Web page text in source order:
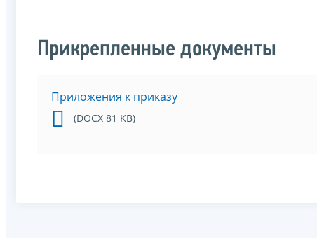
Прикрепленные документы
Приложения к приказу
(DOCX 81 KB)